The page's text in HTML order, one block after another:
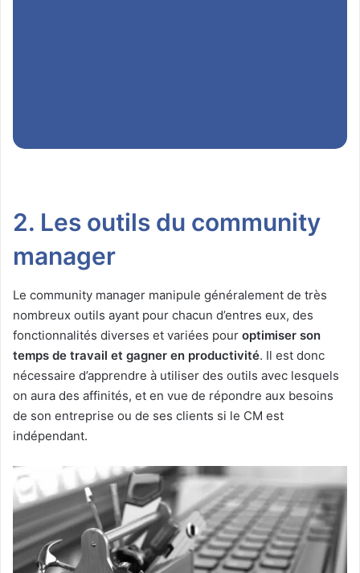
2. Les outils du community
manager
Le community manager manipule généralement de très
nombreux outils ayant pour chacun d’entres eux, des
fonctionnalités diverses et variées pour optimiser son
temps de travail et gagner en productivité. Il est donc
nécessaire d’apprendre à utiliser des outils avec lesquels
on aura des affinités, et en vue de répondre aux besoins
de son entreprise ou de ses clients si le CM est
indépendant.